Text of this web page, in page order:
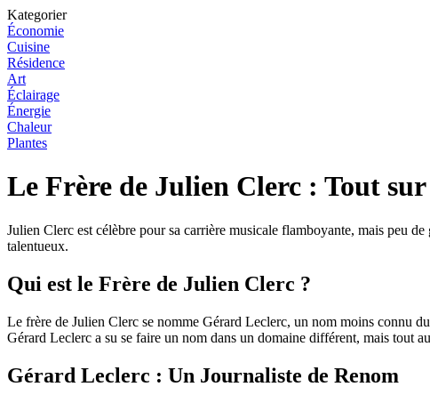
Kategorier
Économie
Cuisine
Résidence
Art
Éclairage
Énergie
Chaleur
Plantes
Le Frère de Julien Clerc : Tout
Julien Clerc est célèbre pour sa carrière musicale flamboyante, mais peu
talentueux.
Qui est le Frère de Julien Clerc ?
Le frère de Julien Clerc se nomme Gérard Leclerc, un nom moins connu
Gérard Leclerc a su se faire un nom dans un domaine différent, mais tout
Gérard Leclerc : Un Journaliste de Renom